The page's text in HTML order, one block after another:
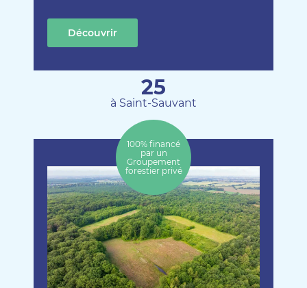
Découvrir
25
à Saint-Sauvant
100% financé
par un
Groupement
forestier privé